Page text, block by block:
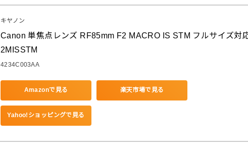
キヤノン
Canon 単焦点レンズ RF85mm F2 MACRO IS STM フルサイズ対
2MISSTM
4234C003AA
Amazonで見る 楽天市場で見る
Yahoo!ショッピングで見る